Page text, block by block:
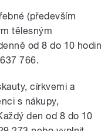
(především
tělesným
od 8 do 10 hodin
766.
církvemi a
s nákupy,
den od 8 do 10